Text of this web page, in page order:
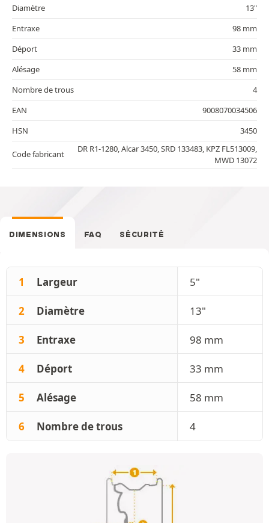
Diamètre
13"
Entraxe
98 mm
Déport
33 mm
Alésage
58 mm
Nombre de trous
4
EAN
9008070034506
HSN
3450
Code fabricant
DR R1-1280, Alcar 3450, SRD 133483, KPZ FL513009,
MWD 13072
DIMENSIONS FAQ SÉCURITÉ
1 Largeur 5"
2 Diamètre 13"
3 Entraxe 98 mm
4 Déport 33 mm
5 Alésage 58 mm
6 Nombre de trous 4